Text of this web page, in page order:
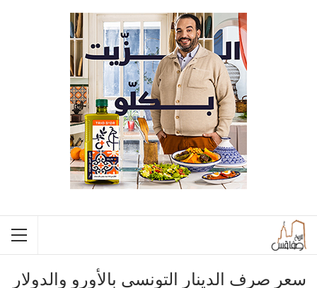
سعر صرف الدينار التونسي بالأورو والدولار